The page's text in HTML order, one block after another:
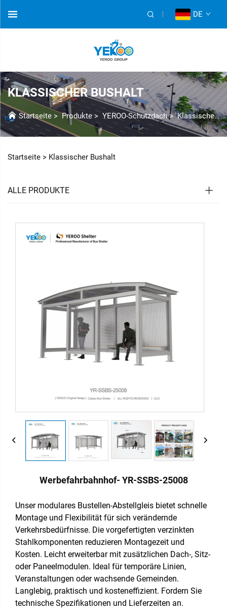
DE
KLASSISCHER BUSHALT
Startseite >Produkte>YEROO-Schutzdach>Klassische Buswartehalle
Startseite > Klassischer Bushalt
ALLE PRODUKTE
Werbefahrbahnhof- YR-SSBS-25008
Unser modulares Bustellen-Abstellgleis bietet schnelle
Montage und Flexibilität für sich verändernde
Verkehrsbedürfnisse. Die vorgefertigten verzinkten
Stahlkomponenten reduzieren Montagezeit und
Kosten. Leicht erweiterbar mit zusätzlichen Dach-, Sitz-
oder Paneelmodulen. Ideal für temporäre Linien,
Veranstaltungen oder wachsende Gemeinden.
Langlebig, praktisch und kosteneffizient. Fordern Sie
technische Spezifikationen und Lieferzeiten an.